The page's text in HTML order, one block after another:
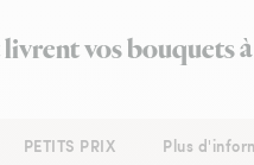
vos bouquets
PETITS PRIX Plus